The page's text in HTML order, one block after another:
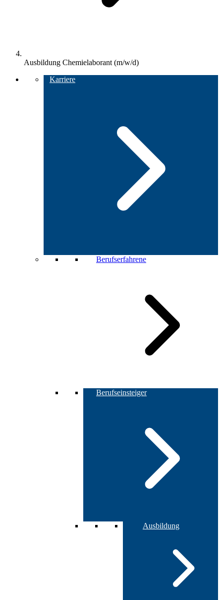
Ausbildung Chemielaborant (m/w/d)
Karriere
Berufserfahrene
Berufseinsteiger
Ausbildung